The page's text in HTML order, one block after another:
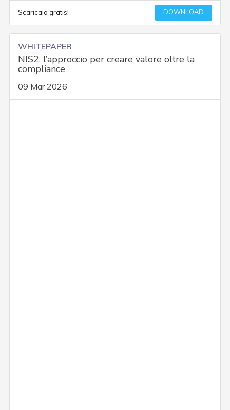
Scaricalo gratis! DOWNLOAD
WHITEPAPER
NIS2, l’approccio per creare valore oltre la
compliance
09 Mar 2026